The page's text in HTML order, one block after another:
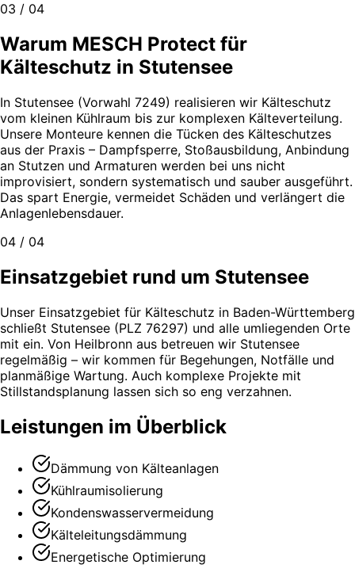
03 / 04
Warum MESCH Protect für
Kälteschutz in Stutensee
In Stutensee (Vorwahl 7249) realisieren wir Kälteschutz
vom kleinen Kühlraum bis zur komplexen Kälteverteilung.
Unsere Monteure kennen die Tücken des Kälteschutzes
aus der Praxis – Dampfsperre, Stoßausbildung, Anbindung
an Stutzen und Armaturen werden bei uns nicht
improvisiert, sondern systematisch und sauber ausgeführt.
Das spart Energie, vermeidet Schäden und verlängert die
Anlagenlebensdauer.
04 / 04
Einsatzgebiet rund um Stutensee
Unser Einsatzgebiet für Kälteschutz in Baden-Württemberg
schließt Stutensee (PLZ 76297) und alle umliegenden Orte
mit ein. Von Heilbronn aus betreuen wir Stutensee
regelmäßig – wir kommen für Begehungen, Notfälle und
planmäßige Wartung. Auch komplexe Projekte mit
Stillstandsplanung lassen sich so eng verzahnen.
Leistungen im Überblick
Dämmung von Kälteanlagen
Kühlraumisolierung
Kondenswasservermeidung
Kälteleitungsdämmung
Energetische Optimierung